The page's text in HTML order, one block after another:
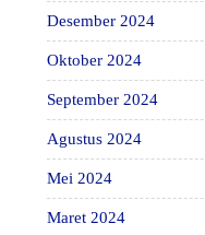
Desember 2024
Oktober 2024
September 2024
Agustus 2024
Mei 2024
Maret 2024